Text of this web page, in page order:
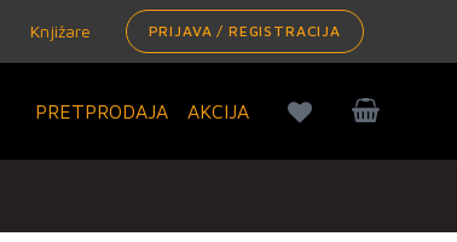
Knjižare PRIJAVA / REGISTRACIJA
PRETPRODAJA AKCIJA